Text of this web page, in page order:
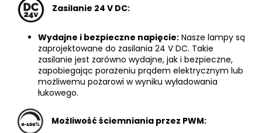
Zasilanie 24 V DC:
Wydajne i bezpieczne napięcie: Nasze lampy są
zaprojektowane do zasilania 24 V DC. Takie
zasilanie jest zarówno wydajne, jak i bezpieczne,
zapobiegając porażeniu prądem elektrycznym lub
możliwemu pożarowi w wyniku wyładowania
łukowego.
Możliwość ściemniania przez PWM: